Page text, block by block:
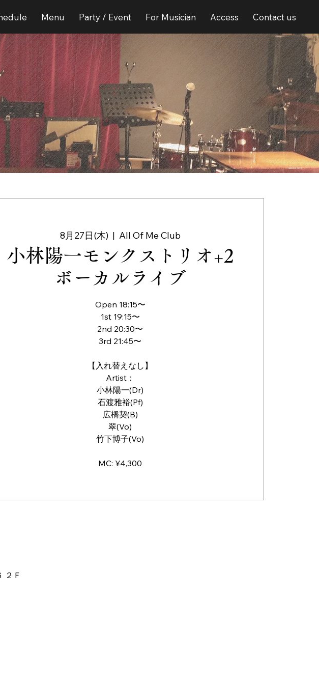
Menu Party / Event For Musician Access Contact us
8月27日(木)
  |
All Of Me Club
小林陽一モンクストリオ+2
ボーカルライブ
Open 18:15〜
1st 19:15〜
2nd 20:30〜
3rd 21:45〜
【入れ替えなし】
Artist：
小林陽一(Dr)
石渡雅裕(Pf)
広橋契(B)
翠(Vo)
竹下博子(Vo)
MC: ¥4,300
２Ｆ